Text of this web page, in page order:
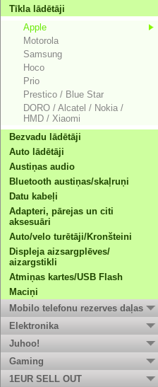
Tīkla lādētāji
Apple
Motorola
Samsung
Hoco
Prio
Prestico / Blue Star
DORO / Alcatel / Nokia /
HMD / Xiaomi
Bezvadu lādētāji
Auto lādētāji
Austiņas audio
Bluetooth austiņas/skaļruņi
Datu kabeļi
Adapteri, pārejas un citi
aksesuāri
Auto/velo turētāji/Kronšteini
Displeja aizsargplēves/
aizargstikli
Atmiņas kartes/USB Flash
Maciņi
Mobilo telefonu rezerves daļas
Elektronika
Juhoo!
Gaming
1EUR SELL OUT